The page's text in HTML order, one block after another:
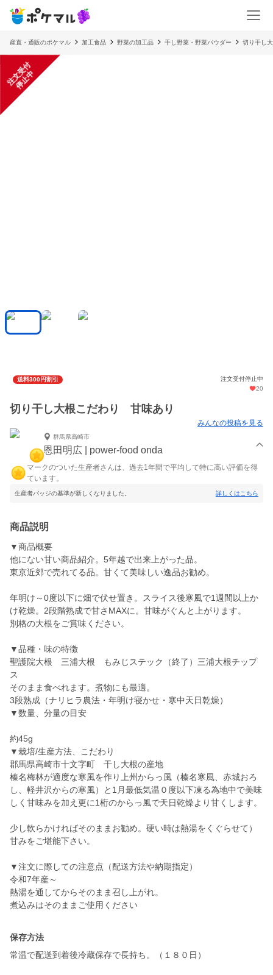
産直・通販のポケマル 加工食品 野菜の加工品 干し野菜・野菜パウダー 切り干し
注
文
受
付
停
止
中
送料300円割引
注文受付停止中
20
切り干し大根こだわり 甘味あり
みんなの投稿を見る
群馬県高崎市
恩田明広 | power-food onda
マークのついた生産者さんは、過去1年間で平均して特に高い評価を得
ています。
生産者バッジの基準が新しくなりました。 詳しくはこちら
商品説明
▼商品概要
他にない甘い商品紹介。5年越で出来上がった品。
東京近郊で売れてる品。甘くて美味しい逸品お勧め。
年明け～0度以下に畑で伏せ置き。スライス後寒風で1週間以上か
け乾燥。2段階熟成で甘さMAXに。甘味がぐんと上がります。
別格の大根をご賞味ください。
▼品種・味の特徴
聖護院大根 三浦大根 もみじステック（終了）三浦大根チップ
ス
そのまま食べれます。煮物にも最適。
3段熟成（ナリヒラ農法・年明け寝かせ・寒中天日乾燥）
▼数量、分量の目安
約45g
▼栽培/生産方法、こだわり
郡馬県高崎市十文字町 干し大根の産地
榛名梅林が適度な寒風を作り上州からっ風（榛名寒風、赤城おろ
し、軽井沢からの寒風）と1月最低気温０度以下凍る為地中で美味
しく甘味みを加え更に1桁のからっ風で天日乾燥より甘くします。
少し軟らかければそのままお勧め。硬い時は熱湯をくぐらせて）
甘みをご堪能下さい。
▼注文に際しての注意点（配送方法や納期指定）
令和7年産～
熱湯を通してからそのまま召し上がれ。
保存方法
常温で配送到着後冷蔵保存で長持ち。（１８０日）